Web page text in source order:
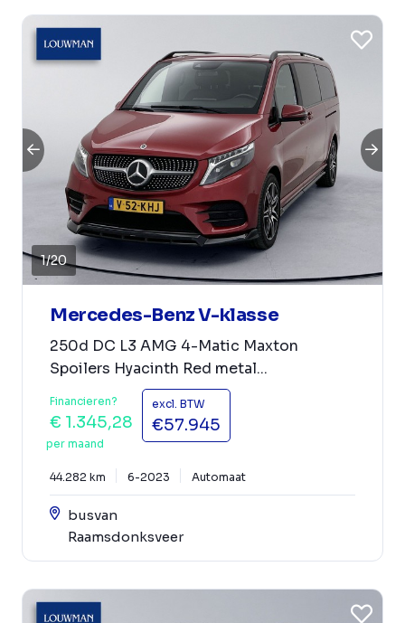
1/20
Mercedes-Benz V-klasse
250d DC L3 AMG 4-Matic Maxton
Spoilers Hyacinth Red metal...
Financieren?
€ 1.345,28
per maand
excl. BTW
€57.945
44.282 km 6-2023 Automaat
busvan
Raamsdonksveer